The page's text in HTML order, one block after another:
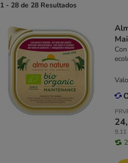
1 - 28 de 28 Resultados
9,11